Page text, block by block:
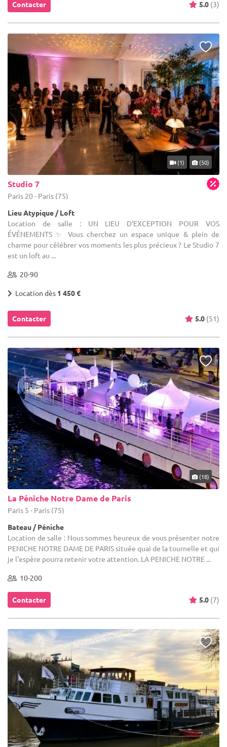
Contacter 5.0 (3)
(1) (50)
Studio 7
Paris 20 - Paris (75)
Lieu Atypique / Loft
Location de salle : UN LIEU D'EXCEPTION POUR VOS
ÉVÉNEMENTS ✨ Vous cherchez un espace unique & plein de
charme pour célébrer vos moments les plus précieux ? Le Studio 7
est un loft au ...
20-90
Location dès 1 450 €
Contacter 5.0 (51)
(18)
La Péniche Notre Dame de Paris
Paris 5 - Paris (75)
Bateau / Péniche
Location de salle : Nous sommes heureux de vous présenter notre
PENICHE NOTRE DAME DE PARIS située quai de la tournelle et qui
je l'espère pourra retenir votre attention. LA PENICHE NOTRE ...
10-200
Contacter 5.0 (7)